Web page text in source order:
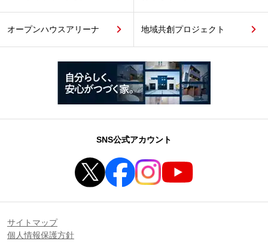
オープンハウスアリーナ 地域共創プロジェクト
SNS公式アカウント
サイトマップ
個人情報保護方針